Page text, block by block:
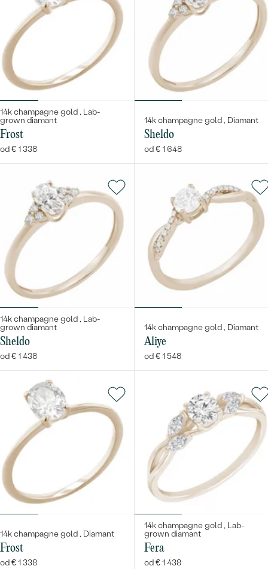
Bestsellery
14k champagne gold , Lab-
grown diamant
Frost
od € 1 338
14k champagne gold , Diamant
Sheldo
od € 1 648
14k champagne gold , Lab-
grown diamant
Sheldo
od € 1 438
14k champagne gold , Diamant
Aliye
od € 1 548
14k champagne gold , Diamant
Frost
od € 1 338
14k champagne gold , Lab-
grown diamant
Fera
od € 1 438